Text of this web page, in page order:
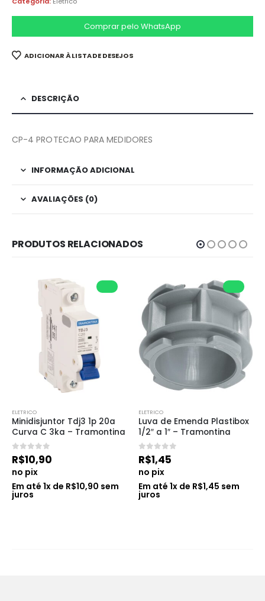
Comprar pelo WhatsApp
ADICIONAR À LISTA DE DESEJOS
DESCRIÇÃO
CP-4 PROTECAO PARA MEDIDORES
INFORMAÇÃO ADICIONAL
AVALIAÇÕES (0)
PRODUTOS RELACIONADOS
ELETRICO
Minidisjuntor Tdj3 1p 20a
Curva C 3ka – Tramontina
0de 5
R$10,90
no pix
Em até 1x de R$10,90 sem
juros
ELETRICO
Luva de Emenda Plastibox
1/2″ a 1″ – Tramontina
0de 5
R$1,45
no pix
Em até 1x de R$1,45 sem
juros